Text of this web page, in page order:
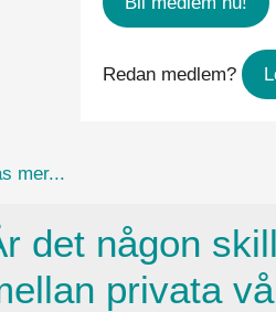
Redan medlem?
mer...
det någon
privata